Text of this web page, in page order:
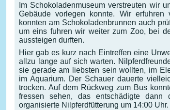
Im Schokoladenmuseum verstreuten wir
Gebäude vorlegen konnte. Wir
konnten am Schokoladenbrunnen auch
um eins fuhren wir weiter zum Zoo, bei
aussteigen durften.
Hier gab es kurz nach Eintreffen eine
allzu lange auf sich warten.
sie gerade am liebsten sein wollten, im
im Aquarium. Der Schauer dauerte
trocken. Auf dem Rückweg zum Bus
fressen sehen, das entschädigte
organisierte Nilpferdfütterung um 14:00 Uhr.